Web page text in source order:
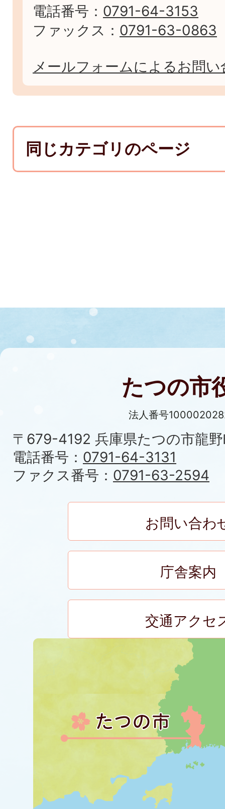
電話番号： 0791-64-3153
ファックス： 0791-63-0863
メールフォームによるお問い
同じカテゴリのページ
たつの市
法人番号
〒679-4192 兵庫県たつの市龍
電話番号： 0791-64-3131
ファクス番号： 0791-63-2594
お問い合わ
庁舎案内
交通アクセ